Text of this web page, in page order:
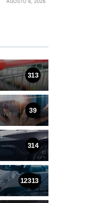
313
39
314
12313